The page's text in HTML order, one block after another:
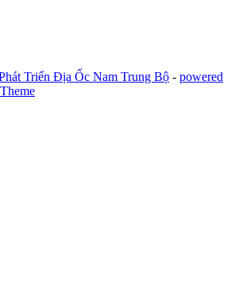
Triển Địa Ốc Nam Trung Bộ - powered